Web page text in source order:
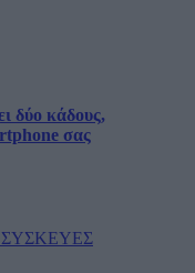
δύο κάδους,
σας